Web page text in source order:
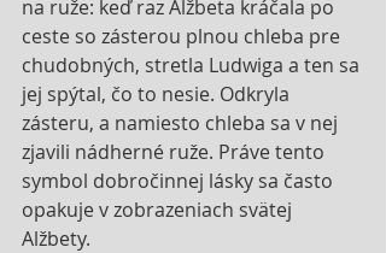
na ruže: keď raz Alžbeta kráčala po
ceste so zásterou plnou chleba pre
chudobných, stretla Ludwiga a ten sa
jej spýtal, čo to nesie. Odkryla
zásteru, a namiesto chleba sa v nej
zjavili nádherné ruže. Práve tento
symbol dobročinnej lásky sa často
opakuje v zobrazeniach svätej
Alžbety.